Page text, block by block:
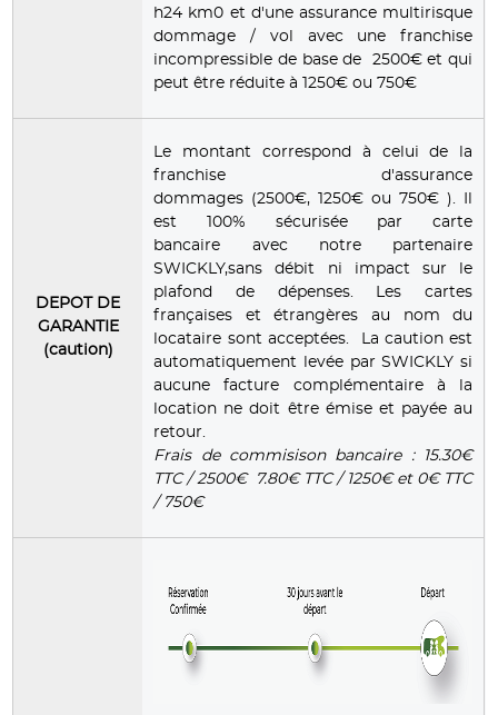
h24 km0 et d'une assurance multirisque
dommage / vol avec une franchise
incompressible de base de 2500€ et qui
peut être réduite à 1250€ ou 750€
DEPOT DE
GARANTIE
(caution)
Le montant correspond à celui de la
franchise d'assurance
dommages (2500€, 1250€ ou 750€ ). Il
est 100% sécurisée par carte
bancaire avec notre partenaire
SWICKLY,sans débit ni impact sur le
plafond de dépenses. Les cartes
françaises et étrangères au nom du
locataire sont acceptées. La caution est
automatiquement levée par SWICKLY si
aucune facture complémentaire à la
location ne doit être émise et payée au
retour.
Frais de commisison bancaire : 15.30€
TTC / 2500€ 7.80€ TTC / 1250€ et 0€ TTC
/ 750€